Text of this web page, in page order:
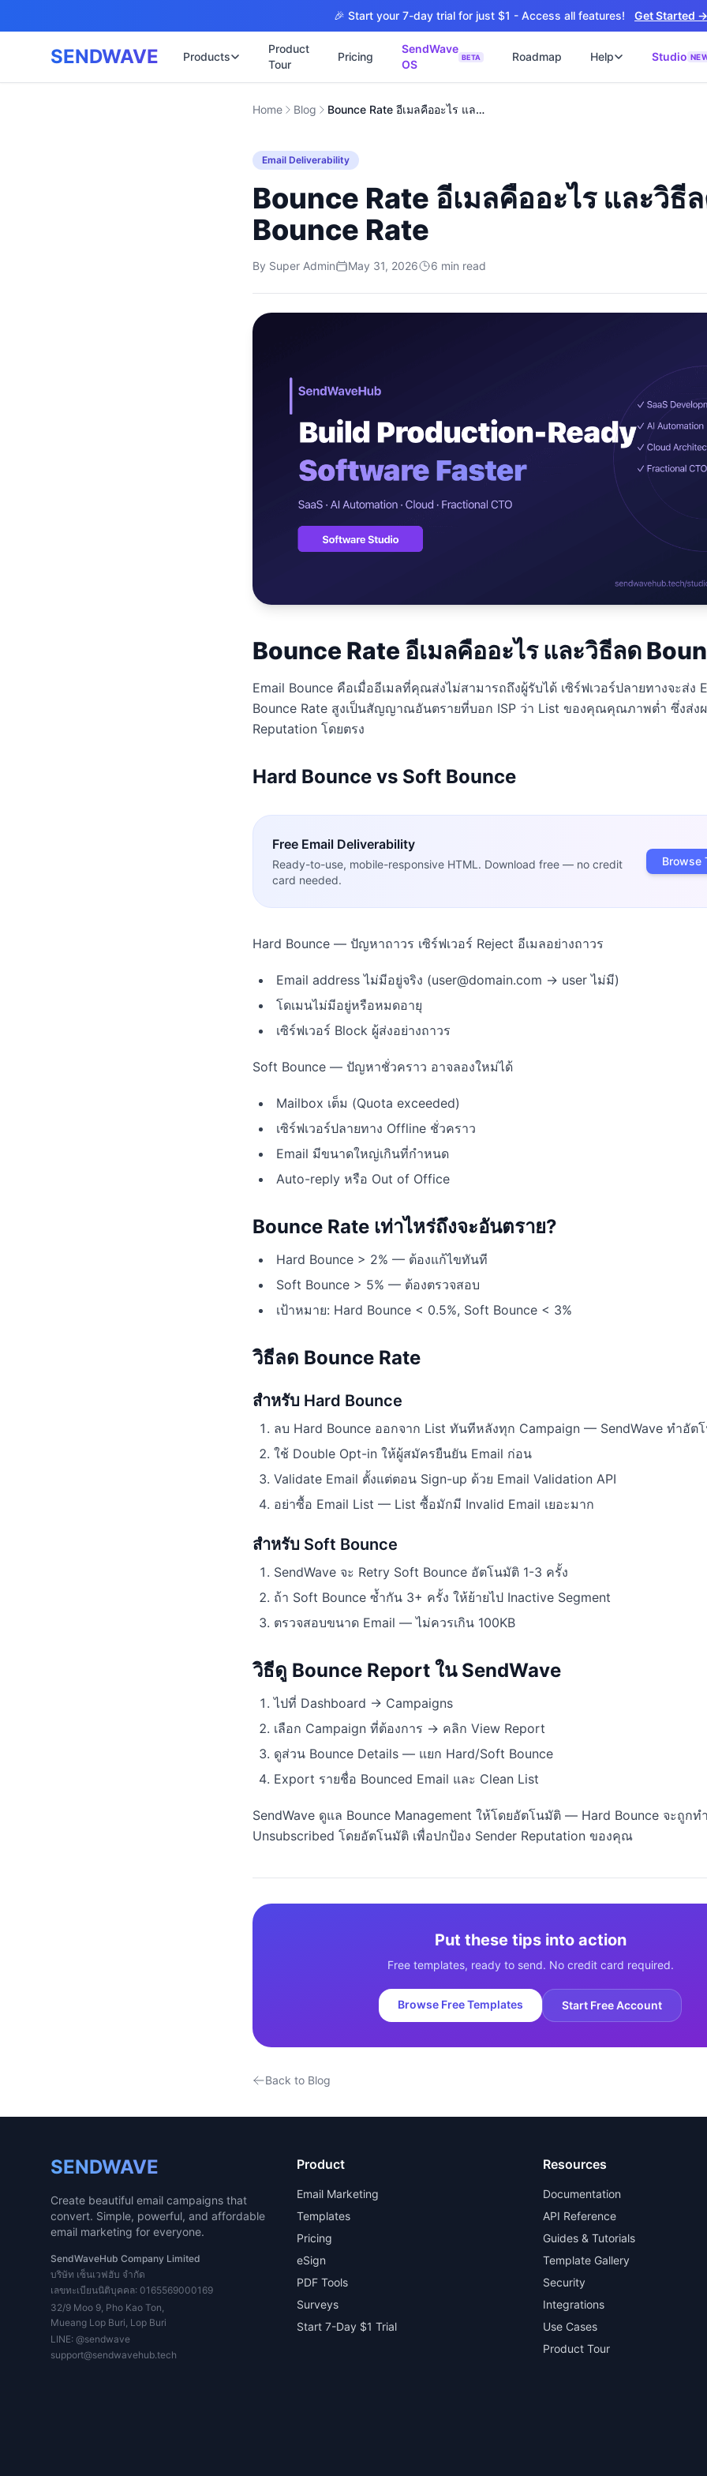
🎉 Start your 7-day trial for just $1 - Access all features! Get Started →
SENDWAVE Products
Product
Tour
Pricing
SendWave
OS
BETA Roadmap Help Studio
⚡ เปิดเว็บไซต์ 4 วัน
เว็บไซต์คลินิก
พร้อมระบบนัดหมายออนไลน์
B2B Catalog + Export
เว็บไซต์สองภาษา NEW
🚛 Logistics & Transportation
🤖 เว็บไซต์ AI + LINE OA NEW
Chatbot + Lead อัตโนมัติ
ไม่มีข้อผูกมัด · ตอบกลับ 24 ชม.
ประเมินราคาฟรี →
Home Blog Bounce Rate อีเมลคืออะไร และวิธีลด Bounce Rate
Email Deliverability
Bounce Rate อีเมลคืออะไร และวิธี
Bounce Rate
By Super Admin May 31, 2026 6 min read
Bounce Rate อีเมลคืออะไร และวิธีลด
Email Bounce คือเมื่ออีเมลที่คุณส่งไม่สามารถถึงผู้รับได้ เซิร์ฟเวอร์ปลายทางจะส่ง
Bounce Rate สูงเป็นสัญญาณอันตรายที่บอก ISP ว่า List ของคุณคุณภาพต่ำ ซึ่งส่ง
Reputation โดยตรง
Hard Bounce vs Soft Bounce
Free Email Deliverability
Ready-to-use, mobile-responsive HTML. Download free — no credit
card needed.
Browse
Hard Bounce — ปัญหาถาวร เซิร์ฟเวอร์ Reject อีเมลอย่างถาวร
Email address ไม่มีอยู่จริง (user@domain.com → user ไม่มี)
โดเมนไม่มีอยู่หรือหมดอายุ
เซิร์ฟเวอร์ Block ผู้ส่งอย่างถาวร
Soft Bounce — ปัญหาชั่วคราว อาจลองใหม่ได้
Mailbox เต็ม (Quota exceeded)
เซิร์ฟเวอร์ปลายทาง Offline ชั่วคราว
Email มีขนาดใหญ่เกินที่กำหนด
Auto-reply หรือ Out of Office
Bounce Rate เท่าไหร่ถึงจะอันตราย?
Hard Bounce > 2% — ต้องแก้ไขทันที
Soft Bounce > 5% — ต้องตรวจสอบ
เป้าหมาย: Hard Bounce < 0.5%, Soft Bounce < 3%
วิธีลด Bounce Rate
สำหรับ Hard Bounce
ลบ Hard Bounce ออกจาก List ทันทีหลังทุก Campaign — SendWave ทำอัต
ใช้ Double Opt-in ให้ผู้สมัครยืนยัน Email ก่อน
Validate Email ตั้งแต่ตอน Sign-up ด้วย Email Validation API
อย่าซื้อ Email List — List ซื้อมักมี Invalid Email เยอะมาก
สำหรับ Soft Bounce
SendWave จะ Retry Soft Bounce อัตโนมัติ 1-3 ครั้ง
ถ้า Soft Bounce ซ้ำกัน 3+ ครั้ง ให้ย้ายไป Inactive Segment
ตรวจสอบขนาด Email — ไม่ควรเกิน 100KB
วิธีดู Bounce Report ใน SendWave
ไปที่ Dashboard → Campaigns
เลือก Campaign ที่ต้องการ → คลิก View Report
ดูส่วน Bounce Details — แยก Hard/Soft Bounce
Export รายชื่อ Bounced Email และ Clean List
SendWave ดูแล Bounce Management ให้โดยอัตโนมัติ — Hard Bounce จะถูกท
Unsubscribed โดยอัตโนมัติ เพื่อปกป้อง Sender Reputation ของคุณ
Put these tips into action
Free templates, ready to send. No credit card required.
Browse Free Templates Start Free Account
Back to Blog
SENDWAVE
Create beautiful email campaigns that
convert. Simple, powerful, and affordable
email marketing for everyone.
SendWaveHub Company Limited
บริษัท เซ็นเวฟฮับ จำกัด
เลขทะเบียนนิติบุคคล: 0165569000169
32/9 Moo 9, Pho Kao Ton,
Mueang Lop Buri, Lop Buri
LINE: @sendwave
support@sendwavehub.tech
Product
Email Marketing
Templates
Pricing
eSign
PDF Tools
Surveys
Start 7-Day $1 Trial
Resources
Documentation
API Reference
Guides & Tutorials
Template Gallery
Security
Integrations
Use Cases
Product Tour